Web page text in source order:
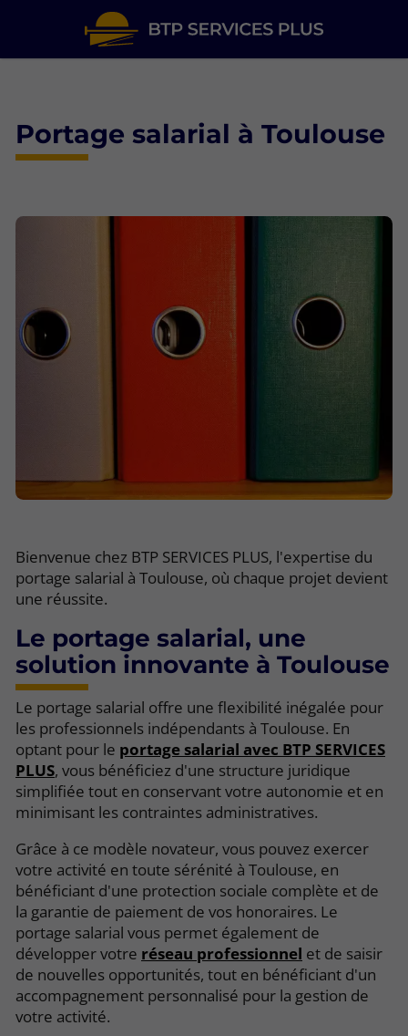
Portage salarial à Toulouse
Bienvenue chez BTP SERVICES PLUS, l'expertise du
portage salarial à Toulouse, où chaque projet devient
une réussite.
Le portage salarial, une
solution innovante à Toulouse
Le portage salarial offre une flexibilité inégalée pour
les professionnels indépendants à Toulouse. En
optant pour le portage salarial avec BTP SERVICES
PLUS, vous bénéficiez d'une structure juridique
simplifiée tout en conservant votre autonomie et en
minimisant les contraintes administratives.
Grâce à ce modèle novateur, vous pouvez exercer
votre activité en toute sérénité à Toulouse, en
bénéficiant d'une protection sociale complète et de
la garantie de paiement de vos honoraires. Le
portage salarial vous permet également de
développer votre réseau professionnel et de saisir
de nouvelles opportunités, tout en bénéficiant d'un
accompagnement personnalisé pour la gestion de
votre activité.